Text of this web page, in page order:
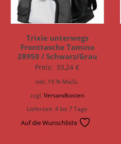
Trixie unterwegs
Fronttasche Tamino
28950 / Schwarz/Grau
Preis: 33,24€
inkl. 19 % MwSt.
zzgl.Versandkosten
Lieferzeit:4 bis 7 Tage
Auf die Wunschliste